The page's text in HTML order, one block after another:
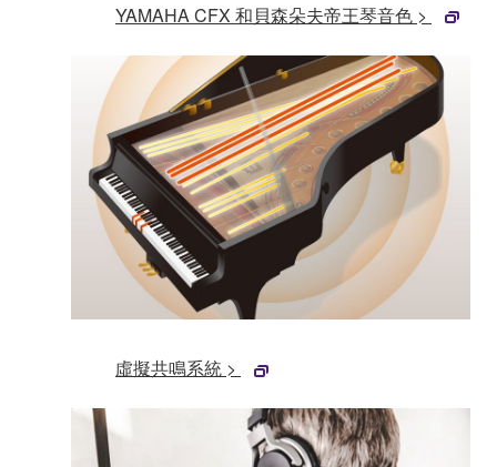
YAMAHA CFX 和貝森朵夫帝王琴音色 >
虛擬共鳴系統 >